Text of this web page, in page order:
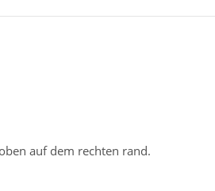
auf dem rechten rand.